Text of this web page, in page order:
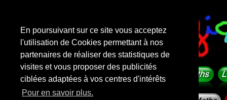
En poursuivant sur ce site vous acceptez
l'utilisation de Cookies permettant à nos
partenaires de réaliser des statistiques de
visites et vous proposer des publicités
ciblées adaptées à vos centres d'intérêts
Pour en savoir plus.